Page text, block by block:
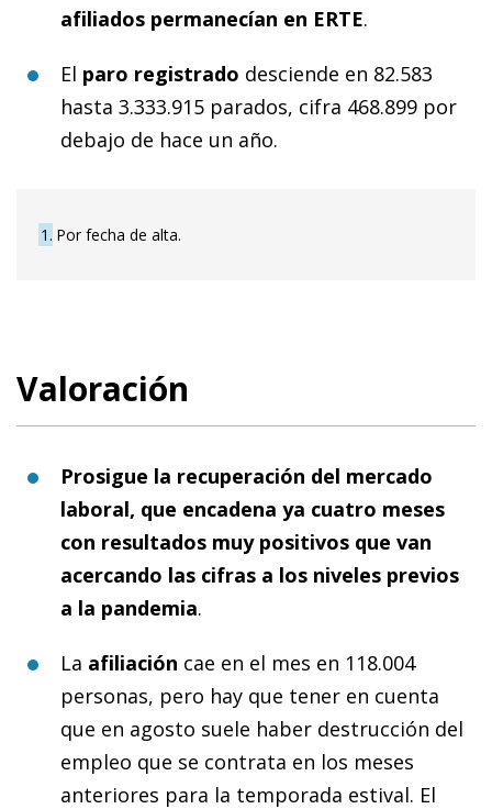
afiliados permanecían en ERTE.
El paro registrado desciende en 82.583
hasta 3.333.915 parados, cifra 468.899 por
debajo de hace un año.
1 Por fecha de alta.
Valoración
Prosigue la recuperación del mercado
laboral, que encadena ya cuatro meses
con resultados muy positivos que van
acercando las cifras a los niveles previos
a la pandemia.
La afiliación cae en el mes en 118.004
personas, pero hay que tener en cuenta
que en agosto suele haber destrucción del
empleo que se contrata en los meses
anteriores para la temporada estival. El